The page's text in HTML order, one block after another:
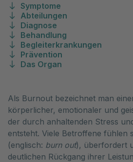
Symptome
Abteilungen
Diagnose
Behandlung
Begleiterkrankungen
Prävention
Das Organ
Als Burnout bezeichnet man
körperlicher, emotionaler und
der durch anhaltenden Stress
entsteht. Viele Betroffene fühlen
(englisch: burn out), überfordert
deutlichen Rückgang ihrer